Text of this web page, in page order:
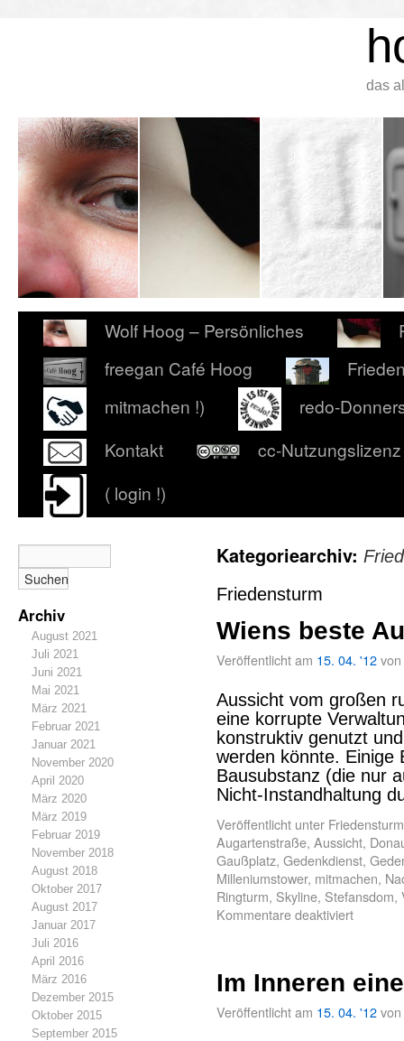
das
Wolf Hoog – Persönliches
freegan Café Hoog
mitmachen !)
redo-
Kontakt
cc-Nutzungslizenz
( login !)
Archiv
August 2021
Juli 2021
Juni 2021
Mai 2021
März 2021
Februar 2021
Januar 2021
November 2020
April 2020
März 2020
März 2019
Februar 2019
November 2018
August 2018
Oktober 2017
August 2017
Januar 2017
Juli 2016
April 2016
März 2016
Dezember 2015
Oktober 2015
September 2015
Kategoriearchiv:
Friedensturm
Wiens beste
Veröffentlicht am 15. 04. '12von
Aussicht vom großen
eine korrupte
konstruktiv genutzt
werden könnte. Einige
Bausubstanz (die nur
Nicht-Instandhaltung
Veröffentlicht unter Friedensturm
Augartenstraße, Aussicht,
Gaußplatz, Gedenkdienst,
Milleniumstower, mitmachen,
Ringturm, Skyline, Stefansdom,
Kommentare deaktiviert
Im Inneren
Veröffentlicht am 15. 04. '12von